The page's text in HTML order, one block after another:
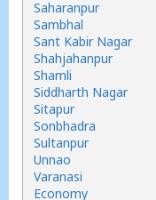
Saharanpur
Sambhal
Sant Kabir Nagar
Shahjahanpur
Shamli
Siddharth Nagar
Sitapur
Sonbhadra
Sultanpur
Unnao
Varanasi
Economy